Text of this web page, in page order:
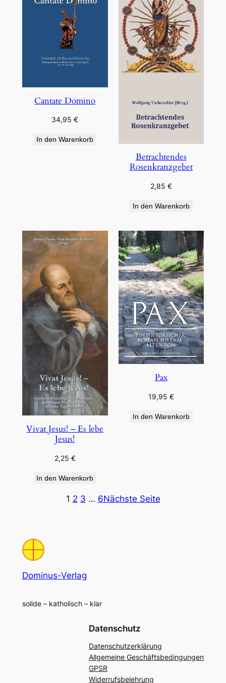
Cantate Domino
34,95€
In den Warenkorb
Betrachtendes
Rosenkranzgebet
2,85 €
In den Warenkorb
Vivat Jesus! – Es lebe
Jesus!
2,25 €
In den Warenkorb
Pax
19,95 €
In den Warenkorb
1 2 3 … 6Nächste Seite
Dominus-Verlag
solide – katholisch – klar
Datenschutz
Datenschutzerklärung
Allgemeine Geschäftsbedingungen
GPSR
Widerrufsbelehrung